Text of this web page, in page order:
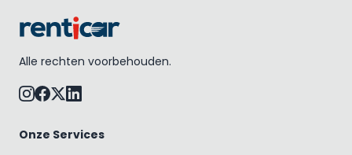
Alle rechten voorbehouden.
Onze Services